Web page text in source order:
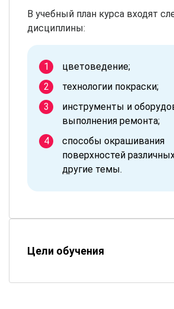
В учебный план курса входят
дисциплины:
цветоведение;
технологии покраски;
инструменты и
выполнения ремонта;
способы окрашивания
поверхностей
другие темы.
Цели обучения